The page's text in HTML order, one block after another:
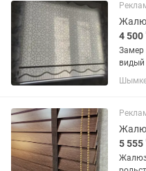
4 500
Замер
видый жалюзи
ночь (
ролл шторый
5 555